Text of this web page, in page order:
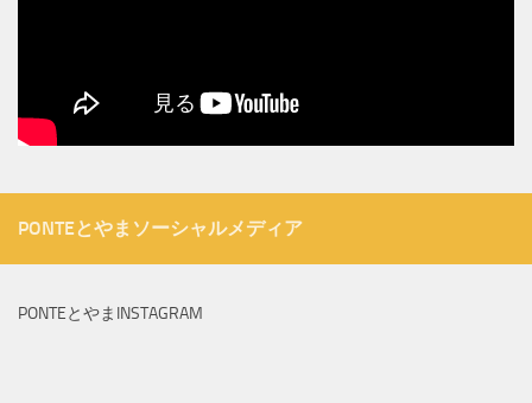
PONTEとやまソーシャルメディア
PONTEとやまINSTAGRAM